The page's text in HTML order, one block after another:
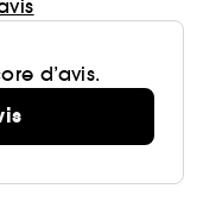
d’avis.